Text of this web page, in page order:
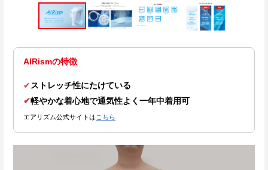
AIRismの特徴
✔ ストレッチ性にたけている
✔軽やかな着心地で通気性よく一年中着用可
エアリズム公式サイトは こちら